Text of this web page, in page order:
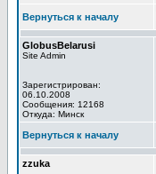
Вернуться к началу
GlobusBelarusi
Site Admin
Зарегистрирован:
06.10.2008
Сообщения: 12168
Откуда: Минск
Вернуться к началу
zzuka